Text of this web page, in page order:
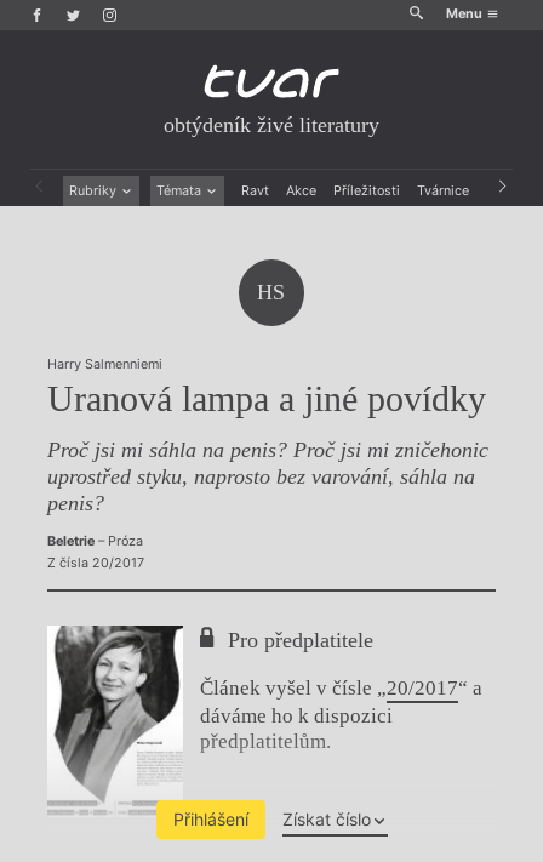
Menu
obtýdeník živé literatury
Rubriky Témata Ravt Akce Příležitosti Tvárnice Archiv
HS
Harry Salmenniemi
Uranová lampa a jiné povídky
Proč jsi mi sáhla na penis? Proč jsi mi zničehonic
uprostřed styku, naprosto bez varování, sáhla na
penis?
Beletrie– Próza
Z čísla 20/2017
Pro předplatitele
Článek vyšel v čísle „20/2017“ a
dáváme ho k dispozici
předplatitelům.
Přihlášení Získat číslo